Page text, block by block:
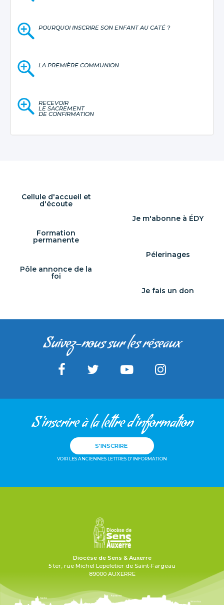
POURQUOI INSCRIRE SON ENFANT AU CATÉ ?
LA PREMIÈRE COMMUNION
RECEVOIR
LE SACREMENT
DE CONFIRMATION
Cellule d'accueil et
d'écoute
Je m'abonne à ÉDY
Formation
permanente
Pélerinages
Pôle annonce de la
foi
Je fais un don
Suivez-nous sur les réseaux
S'inscrire à la lettre d'information
S'INSCRIRE
VOIR LES ANCIENNES LETTRES D'INFORMATION
Diocèse de Sens & Auxerre
5 ter, rue Michel Lepeletier de Saint-Fargeau
89000 AUXERRE